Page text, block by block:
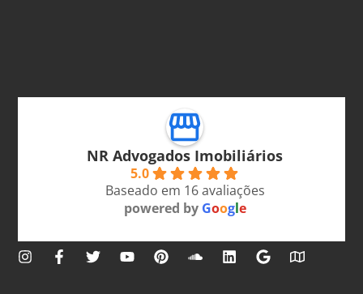
NR Advogados Imobiliários
5.0
Baseado em 16 avaliações
powered by Google